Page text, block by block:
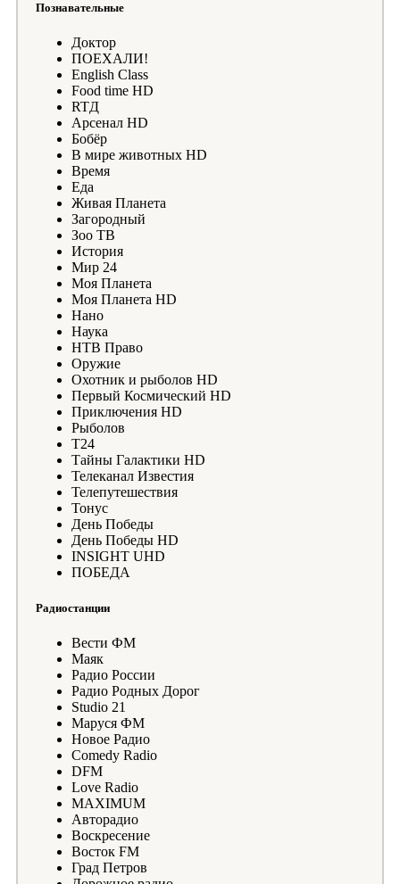
Познавательные
Доктор
ПОЕХАЛИ!
English Class
Food time HD
RTД
Арсенал HD
Бобёр
В мире животных HD
Время
Еда
Живая Планета
Загородный
Зоо ТВ
История
Мир 24
Моя Планета
Моя Планета HD
Нано
Наука
НТВ Право
Оружие
Охотник и рыболов HD
Первый Космический HD
Приключения HD
Рыболов
Т24
Тайны Галактики HD
Телеканал Известия
Телепутешествия
Тонус
День Победы
День Победы HD
INSIGHT UHD
ПОБЕДА
Радиостанции
Вести ФМ
Маяк
Радио России
Радио Родных Дорог
Studio 21
Маруся ФМ
Новое Радио
Comedy Radio
DFM
Love Radio
MAXIMUM
Авторадио
Воскресение
Восток FM
Град Петров